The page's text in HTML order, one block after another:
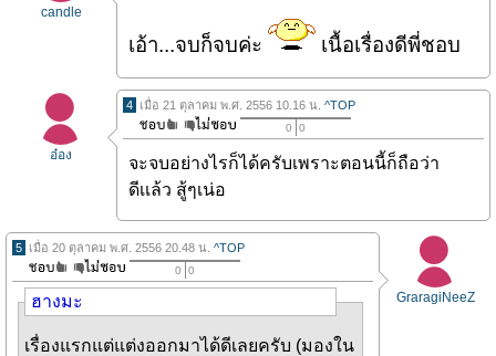
candle
เอ้า...จบก็จบค่ะ เนื้อเรื่องดีพี่ชอบ
อ๋อง
4 เมื่อ 21 ตุลาคม พ.ศ. 2556 10.16 น. ^TOP
0 0
จะจบอย่างไรก็ได้ครับเพราะตอนนี้ก็ถือว่า
ดีเเล้ว สู้ๆเน่อ
GraragiNeeZ
5 เมื่อ 20 ตุลาคม พ.ศ. 2556 20.48 น. ^TOP
0 0
ฮางมะ
เรื่องแรกแต่แต่งออกมาได้ดีเลยครับ (มองใน